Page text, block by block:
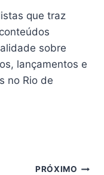
que traz
sobre
lançamentos e
no Rio de
PRÓXIMO